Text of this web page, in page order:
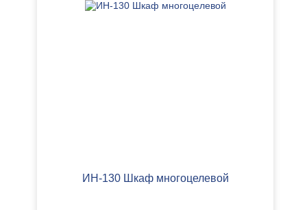
ИН-130 Шкаф многоцелевой